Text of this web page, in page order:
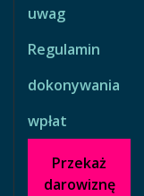
uwag
Regulamin
dokonywania
wpłat
Przekaż
darowiznę